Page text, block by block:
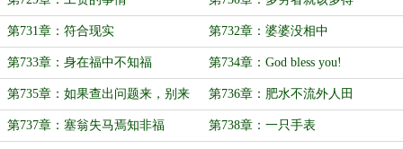
第731章：符合现实 第732章：婆婆没相中
第733章：身在福中不知福 第734章：God bless you!
第735章：如果查出问题来，别来
找我
第736章：肥水不流外人田
第737章：塞翁失马焉知非福 第738章：一只手表